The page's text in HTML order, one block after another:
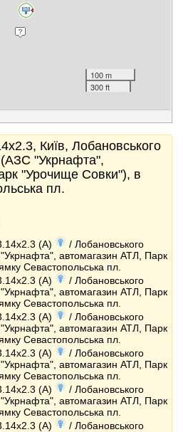
100 m
300 ft
Київ, Лобановського
"Укрнафта",
"Урочище Совки"), в
пл.
(A)
/ Лобановського
автомагазин АТЛ, Парк
Севастопольська пл.
(A)
/ Лобановського
автомагазин АТЛ, Парк
Севастопольська пл.
(A)
/ Лобановського
автомагазин АТЛ, Парк
Севастопольська пл.
(A)
/ Лобановського
автомагазин АТЛ, Парк
Севастопольська пл.
(A)
/ Лобановського
автомагазин АТЛ, Парк
Севастопольська пл.
(A)
/ Лобановського